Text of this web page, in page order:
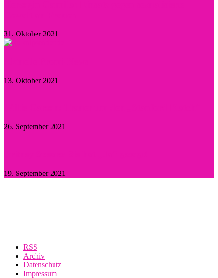
31. Oktober 2021
13. Oktober 2021
26. September 2021
19. September 2021
RSS
Archiv
Datenschutz
Impressum